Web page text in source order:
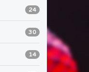
24
30
14